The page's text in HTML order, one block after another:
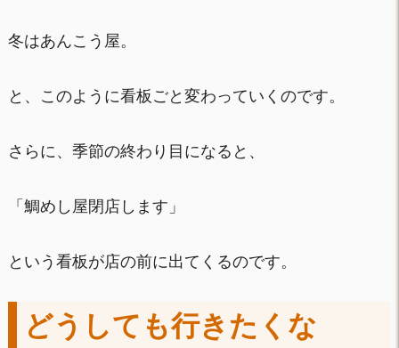
冬はあんこう屋。
と、このように看板ごと変わっていくのです。
さらに、季節の終わり目になると、
「鯛めし屋閉店します」
という看板が店の前に出てくるのです。
どうしても行きたくな